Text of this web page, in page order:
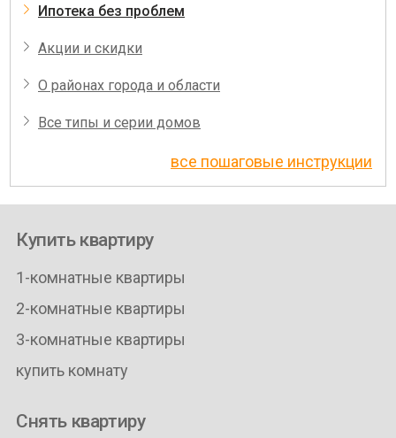
Ипотека без проблем
Акции и скидки
О районах города и области
Все типы и серии домов
все пошаговые инструкции
Купить квартиру
1-комнатные квартиры
2-комнатные квартиры
3-комнатные квартиры
купить комнату
Снять квартиру